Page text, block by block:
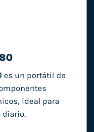
es un portátil de
ideal para
diario.